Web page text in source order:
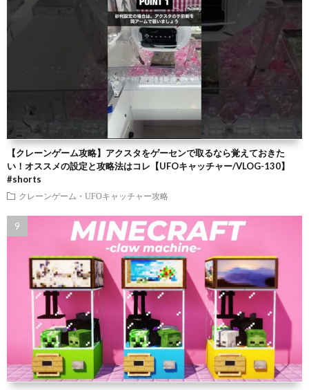
【クレーンゲーム攻略】アクスタをゲーセンで取るなら覚えておきた
い！オススメの設定と攻略法はコレ【UFOキャッチャー/VLOG-130】
#shorts
クレーンゲーム・UFOキャッチャー攻略